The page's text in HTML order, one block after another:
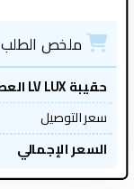
ملخص الطلب
حقيبة LV LUX العصرية.
سعر التوصيل
السعر الإجمالي